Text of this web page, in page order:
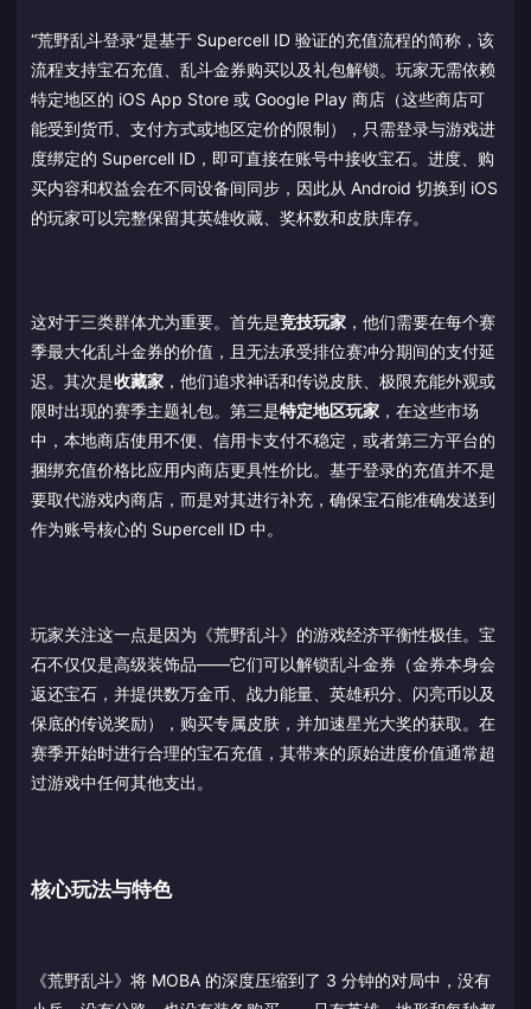
“荒野乱斗登录”是基于 Supercell ID 验证的充值流程的简称，该
流程支持宝石充值、乱斗金券购买以及礼包解锁。玩家无需依赖
特定地区的 iOS App Store 或 Google Play 商店（这些商店可
能受到货币、支付方式或地区定价的限制），只需登录与游戏进
度绑定的 Supercell ID，即可直接在账号中接收宝石。进度、购
买内容和权益会在不同设备间同步，因此从 Android 切换到 iOS
的玩家可以完整保留其英雄收藏、奖杯数和皮肤库存。
这对于三类群体尤为重要。首先是竞技玩家 ，他们需要在每个赛
季最大化乱斗金券的价值，且无法承受排位赛冲分期间的支付延
迟。其次是收藏家 ，他们追求神话和传说皮肤、极限充能外观或
限时出现的赛季主题礼包。第三是特定地区玩家 ，在这些市场
中，本地商店使用不便、信用卡支付不稳定，或者第三方平台的
捆绑充值价格比应用内商店更具性价比。基于登录的充值并不是
要取代游戏内商店，而是对其进行补充，确保宝石能准确发送到
作为账号核心的 Supercell ID 中。
玩家关注这一点是因为《荒野乱斗》的游戏经济平衡性极佳。宝
石不仅仅是高级装饰品——它们可以解锁乱斗金券（金券本身会
返还宝石，并提供数万金币、战力能量、英雄积分、闪亮币以及
保底的传说奖励），购买专属皮肤，并加速星光大奖的获取。在
赛季开始时进行合理的宝石充值，其带来的原始进度价值通常超
过游戏中任何其他支出。
核心玩法与特色
《荒野乱斗》将 MOBA 的深度压缩到了 3 分钟的对局中，没有